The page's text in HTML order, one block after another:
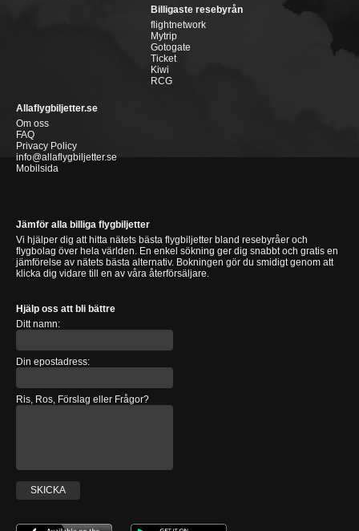
Billigaste resebyrån
flightnetwork
Mytrip
Gotogate
Ticket
Kiwi
RCG
Allaflygbiljetter.se
Om oss
FAQ
Privacy Policy
info@allaflygbiljetter.se
Mobilsida
Jämför alla billiga flygbiljetter
Vi hjälper dig att hitta nätets bästa flygbiljetter bland resebyråer och
flygbolag över hela världen. En enkel sökning ger dig snabbt och gratis en
jämförelse av nätets bästa alternativ. Bokningen gör du smidigt genom att
klicka dig vidare till en av våra återförsäljare.
Hjälp oss att bli bättre
Ditt namn:
Din epostadress:
Ris, Ros, Förslag eller Frågor?
SKICKA